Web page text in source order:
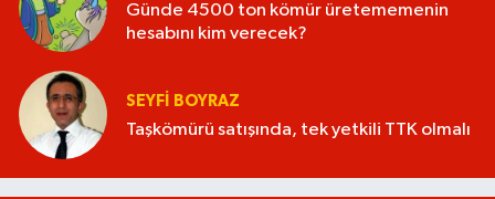
Günde 4500 ton kömür üretememenin
hesabını kim verecek?
SEYFI BOYRAZ
Taşkömürü satışında, tek yetkili TTK olmalı